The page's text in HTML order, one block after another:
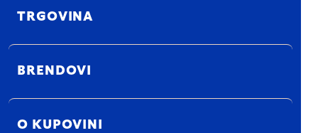
TRGOVINA
BRENDOVI
O KUPOVINI